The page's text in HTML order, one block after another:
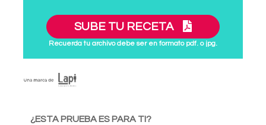
SUBE TU RECETA
Recuerda tu archivo debe ser en formato pdf. o jpg.
¿ESTA PRUEBA ES PARA TI?